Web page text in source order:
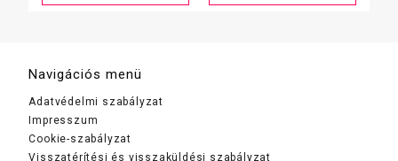
was:
is:
Navigációs menü
Adatvédelmi szabályzat
Impresszum
Cookie-szabályzat
Visszatérítési és visszaküldési szabályzat